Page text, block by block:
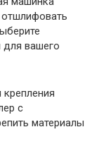
вашего
с
материалы